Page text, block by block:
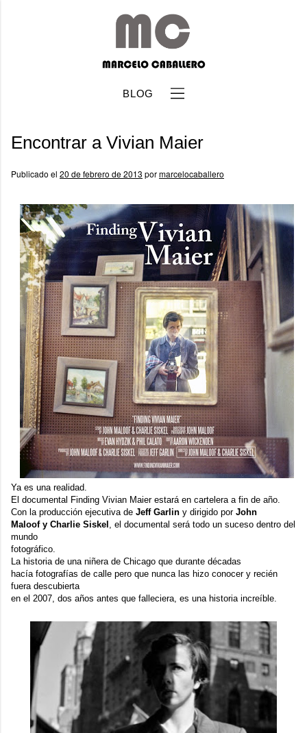
BLOG
Encontrar a Vivian Maier
Publicado el 20 de febrero de 2013 pormarcelocaballero
Ya es una realidad.
El documental Finding Vivian Maierestará en cartelera a fin de año.
Con la producción ejecutiva de Jeff Garlin y dirigido por John
Maloof y Charlie Siskel , el documental será todo un suceso dentro del
mundo
fotográfico.
La historia de una niñera de Chicago que durante décadas
hacía fotografías de calle pero que nunca las hizo conocer y recién
fuera descubierta
en el 2007, dos años antes que falleciera, es una historia increíble.